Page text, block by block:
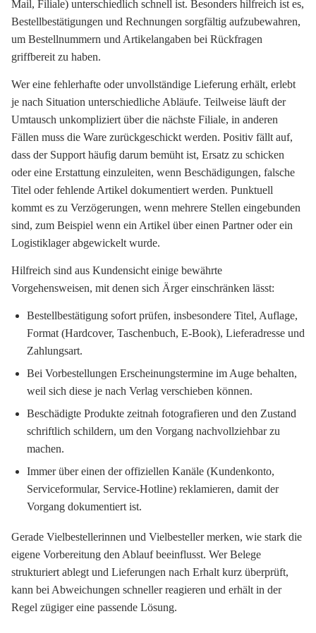
Mail, Filiale) unterschiedlich schnell ist. Besonders hilfreich ist es,
Bestellbestätigungen und Rechnungen sorgfältig aufzubewahren,
um Bestellnummern und Artikelangaben bei Rückfragen
griffbereit zu haben.
Wer eine fehlerhafte oder unvollständige Lieferung erhält, erlebt
je nach Situation unterschiedliche Abläufe. Teilweise läuft der
Umtausch unkompliziert über die nächste Filiale, in anderen
Fällen muss die Ware zurückgeschickt werden. Positiv fällt auf,
dass der Support häufig darum bemüht ist, Ersatz zu schicken
oder eine Erstattung einzuleiten, wenn Beschädigungen, falsche
Titel oder fehlende Artikel dokumentiert werden. Punktuell
kommt es zu Verzögerungen, wenn mehrere Stellen eingebunden
sind, zum Beispiel wenn ein Artikel über einen Partner oder ein
Logistiklager abgewickelt wurde.
Hilfreich sind aus Kundensicht einige bewährte
Vorgehensweisen, mit denen sich Ärger einschränken lässt:
Bestellbestätigung sofort prüfen, insbesondere Titel, Auflage,
Format (Hardcover, Taschenbuch, E-Book), Lieferadresse und
Zahlungsart.
Bei Vorbestellungen Erscheinungstermine im Auge behalten,
weil sich diese je nach Verlag verschieben können.
Beschädigte Produkte zeitnah fotografieren und den Zustand
schriftlich schildern, um den Vorgang nachvollziehbar zu
machen.
Immer über einen der offiziellen Kanäle (Kundenkonto,
Serviceformular, Service-Hotline) reklamieren, damit der
Vorgang dokumentiert ist.
Gerade Vielbestellerinnen und Vielbesteller merken, wie stark die
eigene Vorbereitung den Ablauf beeinflusst. Wer Belege
strukturiert ablegt und Lieferungen nach Erhalt kurz überprüft,
kann bei Abweichungen schneller reagieren und erhält in der
Regel zügiger eine passende Lösung.